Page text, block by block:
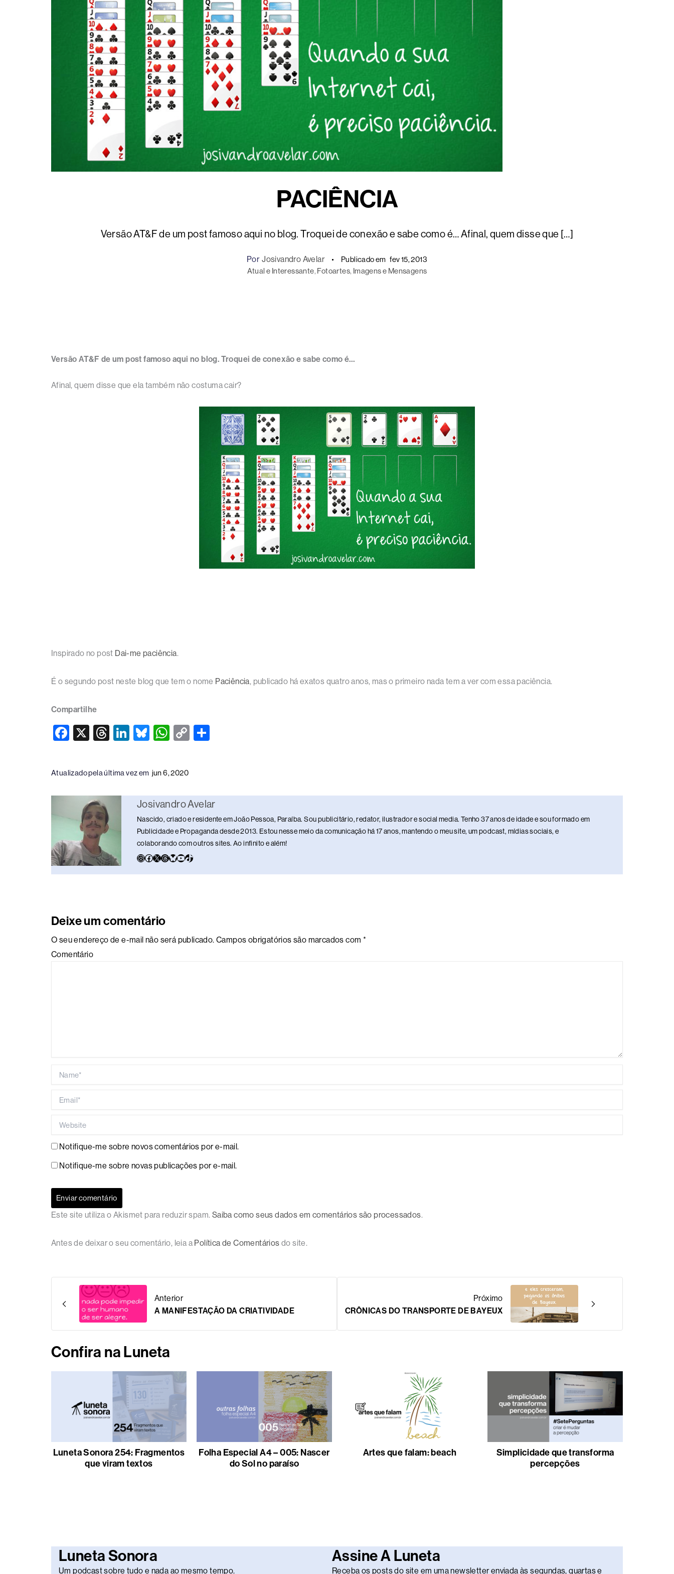
PACIÊNCIA
Versão AT&F de um post famoso aqui no blog. Troquei de conexão e sabe como é… Afinal, quem disse que […]
Por Josivandro Avelar Publicado em fev 15, 2013
Atual e Interessante, Fotoartes, Imagens e Mensagens
Versão AT&F de um post famoso aqui no blog. Troquei de conexão e sabe como é…
Afinal, quem disse que ela também não costuma cair?
Inspirado no post Dai-me paciência.
É o segundo post neste blog que tem o nome Paciência, publicado há exatos quatro anos, mas o primeiro nada tem a ver com essa paciência.
Compartilhe
F
c
e
b
o
o
k
X
T
e
a
d
Li
e
dI
n
Bl
e
sk
y
W
at
s
A
p
p
C
Li
n
k
Atualizado pela última vez em jun 6, 2020
Josivandro Avelar
Nascido, criado e residente em João Pessoa, Paraíba. Sou publicitário, redator, ilustrador e social media. Tenho 37 anos de idade e sou formado em
Publicidade e Propaganda desde 2013. Estou nesse meio da comunicação há 17 anos, mantendo o meu site, um podcast, mídias sociais, e
colaborando com outros sites. Ao infinito e além!
Deixe um comentário
O seu endereço de e-mail não será publicado. Campos obrigatórios são marcados com *
Comentário
Notifique-me sobre novos comentários por e-mail.
Notifique-me sobre novas publicações por e-mail.
Este site utiliza o Akismet para reduzir spam. Saiba como seus dados em comentários são processados.
Antes de deixar o seu comentário, leia a Política de Comentários do site.
Anterior
A MANIFESTAÇÃO DA CRIATIVIDADE
Próximo
CRÔNICAS DO TRANSPORTE DE BAYEUX
Confira na Luneta
Luneta Sonora 254: Fragmentos
que viram textos
Folha Especial A4 – 005: Nascer
do Sol no paraíso
Artes que falam: beach
Simplicidade que transforma
percepções
Luneta Sonora
Um podcast sobre tudo e nada ao mesmo tempo.
Assine A Luneta
Receba os posts do site em uma newsletter enviada às segundas, quartas e